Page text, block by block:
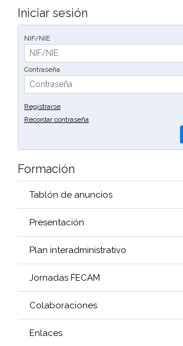
Iniciar sesión
NIF/NIE
Contraseña
Registrarse
Recordar contraseña
Formación
Tablón de anuncios
Presentación
Plan interadministrativo
Jornadas FECAM
Colaboraciones
Enlaces